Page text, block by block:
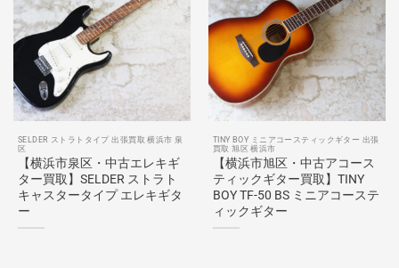
SELDER ストラトタイプ 出張買取 横浜市 泉
区
【横浜市泉区・中古エレキギ
ター買取】SELDER ストラト
キャスタータイプ エレキギタ
ー
TINY BOY ミニアコースティックギター 出張
買取 旭区 横浜市
【横浜市旭区・中古アコース
ティックギター買取】TINY
BOY TF-50 BS ミニアコーステ
ィックギター